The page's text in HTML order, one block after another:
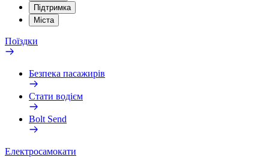
Підтримка
Міста
Поїздки
Безпека пасажирів
Стати водієм
Bolt Send
Електросамокати